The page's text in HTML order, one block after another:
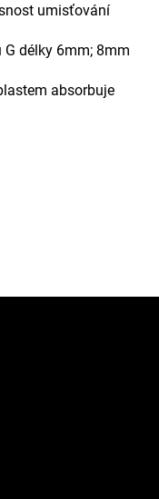
umisťování
délky 6mm; 8mm
absorbuje